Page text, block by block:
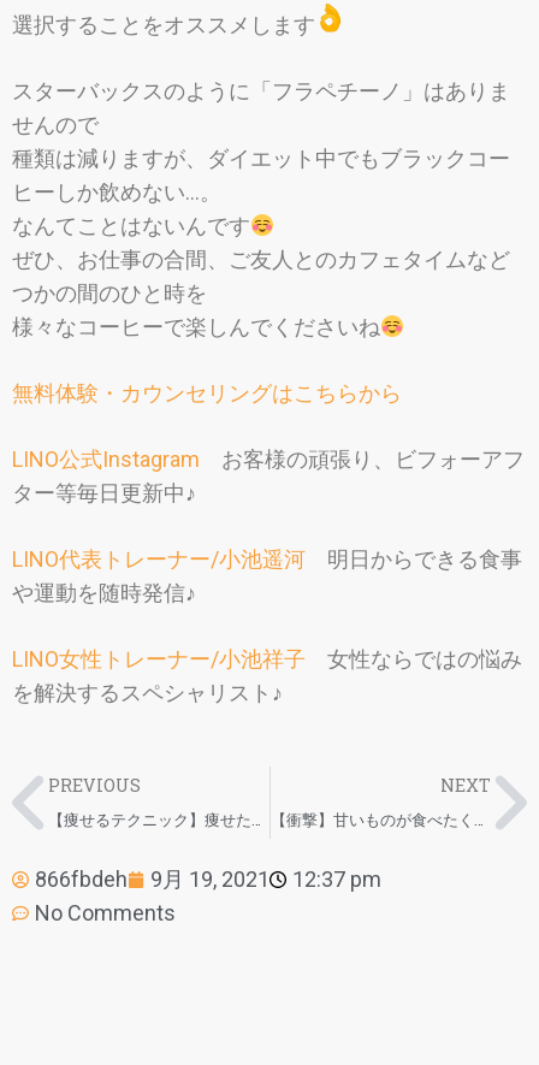
選択することをオススメします
スターバックスのように「フラペチーノ」はありま
せんので
種類は減りますが、ダイエット中でもブラックコー
ヒーしか飲めない…。
なんてことはないんです
ぜひ、お仕事の合間、ご友人とのカフェタイムなど
つかの間のひと時を
様々なコーヒーで楽しんでくださいね
無料体験・カウンセリングはこちらから
LINO公式Instagram お客様の頑張り、ビフォーアフ
ター等毎日更新中♪
LINO代表トレーナー/小池遥河 明日からできる食事
や運動を随時発信♪
LINO女性トレーナー/小池祥子 女性ならではの悩み
を解決するスペシャリスト♪
PREVIOUS
【痩せるテクニック】痩せたければ朝食を摂れ！！！
NEXT
【衝撃】甘いものが食べたくなったら○○○！！！
866fbdeh 9月 19, 2021
12:37 pm
No Comments